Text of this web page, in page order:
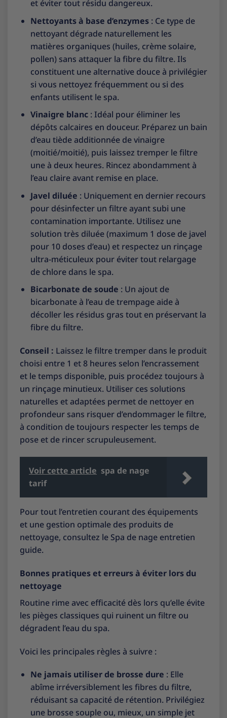
et éviter tout résidu dangereux.
Nettoyants à base d’enzymes: Ce type de
nettoyant dégrade naturellement les
matières organiques (huiles, crème solaire,
pollen) sans attaquer la fibre du filtre. Ils
constituent une alternative douce à privilégier
si vous nettoyez fréquemment ou si des
enfants utilisent le spa.
Vinaigre blanc: Idéal pour éliminer les
dépôts calcaires en douceur. Préparez un bain
d’eau tiède additionnée de vinaigre
(moitié/moitié), puis laissez tremper le filtre
une à deux heures. Rincez abondamment à
l’eau claire avant remise en place.
Javel diluée : Uniquement en dernier recours
pour désinfecter un filtre ayant subi une
contamination importante. Utilisez une
solution très diluée (maximum 1 dose de javel
pour 10 doses d’eau) et respectez un rinçage
ultra-méticuleux pour éviter tout relargage
de chlore dans le spa.
Bicarbonate de soude : Un ajout de
bicarbonate à l’eau de trempage aide à
décoller les résidus gras tout en préservant la
fibre du filtre.
Conseil : Laissez le filtre tremper dans le produit
choisi entre 1 et 8 heures selon l’encrassement
et le temps disponible, puis procédez toujours à
un rinçage minutieux. Utiliser ces solutions
naturelles et adaptées permet de nettoyer en
profondeur sans risquer d’endommager le filtre,
à condition de toujours respecter les temps de
pose et de rincer scrupuleusement.
Voir cette article spa de nage
tarif
Pour tout l’entretien courant des équipements
et une gestion optimale des produits de
nettoyage, consultez le Spa de nage entretien
guide.
Bonnes pratiques et erreurs à éviter lors du
nettoyage
Routine rime avec efficacité dès lors qu’elle évite
les pièges classiques qui ruinent un filtre ou
dégradent l’eau du spa.
Voici les principales règles à suivre :
Ne jamais utiliser de brosse dure : Elle
abîme irréversiblement les fibres du filtre,
réduisant sa capacité de rétention. Privilégiez
une brosse souple ou, mieux, un simple jet